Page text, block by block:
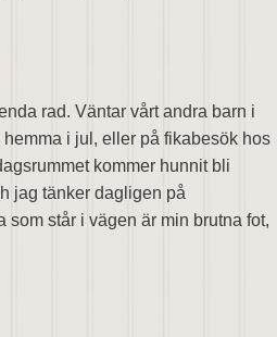
rad. Väntar vårt andra barn i
i jul, eller på fikabesök hos
kommer hunnit bli
jag tänker dagligen på
som står i vägen är min brutna fot,